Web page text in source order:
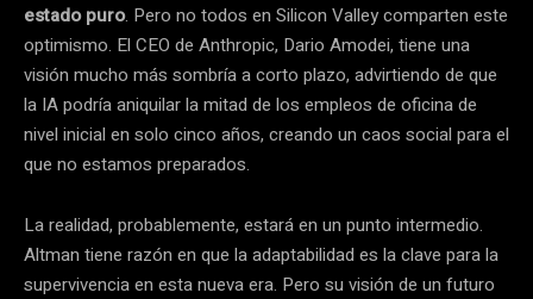
estado puro. Pero no todos en Silicon Valley comparten este
optimismo. El CEO de Anthropic, Dario Amodei, tiene una
visión mucho más sombría a corto plazo, advirtiendo de que
la IA podría aniquilar la mitad de los empleos de oficina de
nivel inicial en solo cinco años, creando un caos social para el
que no estamos preparados.
La realidad, probablemente, estará en un punto intermedio.
Altman tiene razón en que la adaptabilidad es la clave para la
supervivencia en esta nueva era. Pero su visión de un futuro